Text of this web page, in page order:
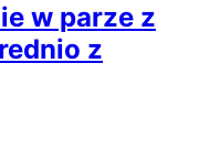
w parze z
z